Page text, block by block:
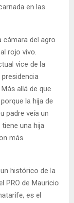
en las
cámara del agro
rojo vivo.
vice de la
allá de que
la hija de
padre veía un
una hija
más
histórico de la
PRO de Mauricio
es el